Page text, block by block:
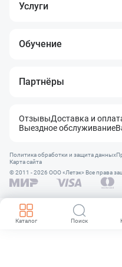
Услуги
Обучение
Партнёры
ОтзывыДоставка и
Выездное обслуживание
© 2011 - 2026 OOO «Летэк» Все права
Политика обработки и защита данных
Карта сайта
Каталог Поиск